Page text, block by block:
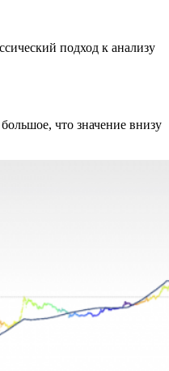
подход к анализу
что значение внизу